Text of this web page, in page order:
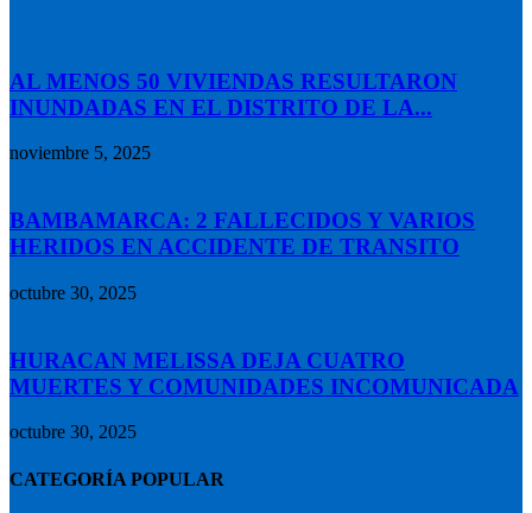
AL MENOS 50 VIVIENDAS RESULTARON
INUNDADAS EN EL DISTRITO DE LA...
noviembre 5, 2025
BAMBAMARCA: 2 FALLECIDOS Y VARIOS
HERIDOS EN ACCIDENTE DE TRANSITO
octubre 30, 2025
HURACAN MELISSA DEJA CUATRO
MUERTES Y COMUNIDADES INCOMUNICADA
octubre 30, 2025
CATEGORÍA POPULAR